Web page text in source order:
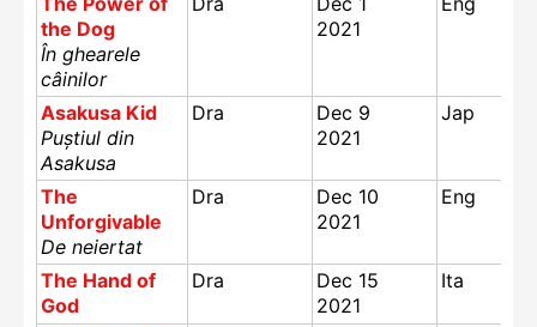
the Dog
În ghearele
câinilor
2021
Asakusa Kid
Puștiul din
Asakusa
Dra
Dec 9
2021
Jap
The
Unforgivable
De neiertat
Dra
Dec 10
2021
Eng
The Hand of
God
Dra
Dec 15
2021
Ita